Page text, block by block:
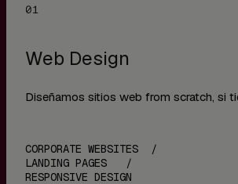
Web Design
Diseñamos sitios web from scratch, si
CORPORATE WEBSITES /
LANDING PAGES /
RESPONSIVE DESIGN